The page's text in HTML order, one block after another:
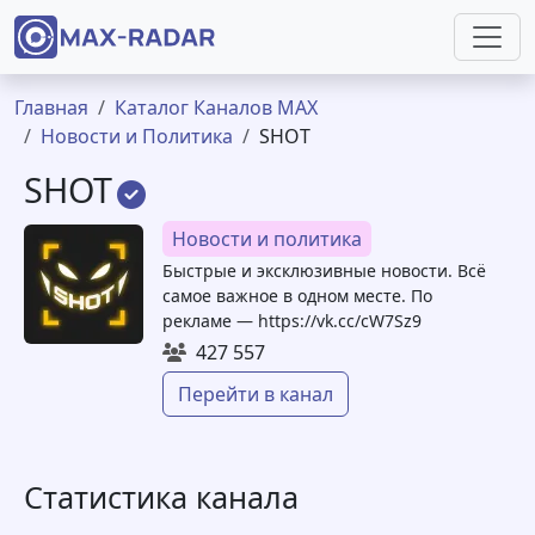
Перейти к основному содержанию
Строка навигации
Главная
Каталог Каналов MAX
Новости и Политика
SHOT
SHOT
Новости и политика
Быстрые и эксклюзивные новости. Всё
самое важное в одном месте. По
рекламе — https://vk.cc/cW7Sz9
427 557
Перейти в канал
Статистика канала